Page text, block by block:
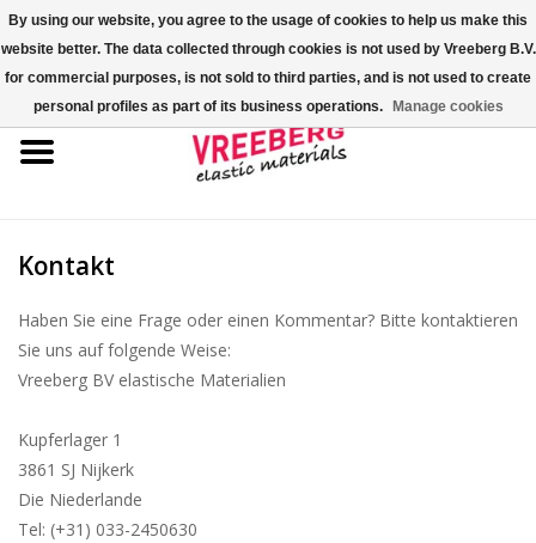
0 Artikel - €0,00
Startseite
Bunte Gummibänder
Gummispannseile
Palettenspanner
Kreuzgummibänder/X-Bands
Fastfix-Spannbänder
Kontakt
Haben Sie eine Frage oder einen Kommentar? Bitte kontaktieren
Sie uns auf folgende Weise:
Vreeberg BV elastische Materialien
Kupferlager 1
3861 SJ Nijkerk
Die Niederlande
Tel: (+31) 033-2450630
By using our website, you agree to the usage of cookies to help us make this
website better. The data collected through cookies is not used by Vreeberg B.V.
for commercial purposes, is not sold to third parties, and is not used to create
personal profiles as part of its business operations.
Manage cookies